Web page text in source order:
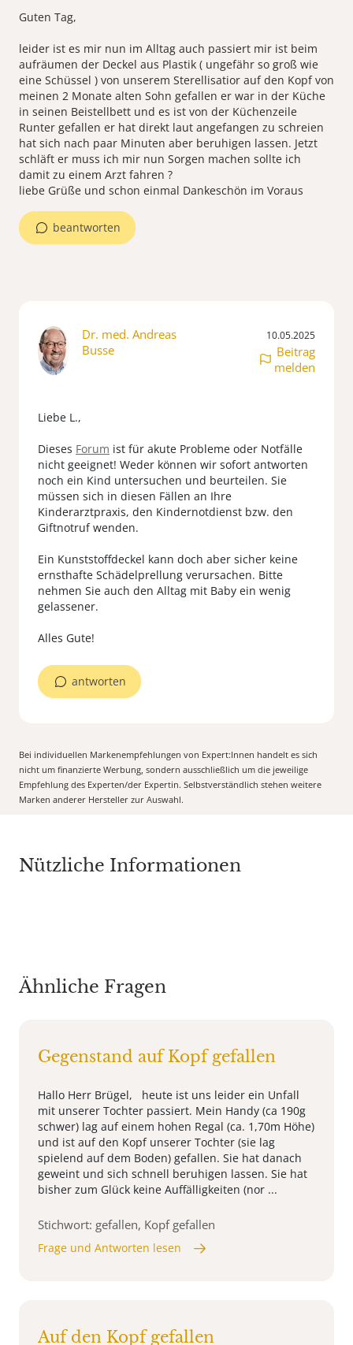
Guten Tag,
leider ist es mir nun im Alltag auch passiert mir ist beim
aufräumen der Deckel aus Plastik ( ungefähr so groß wie
eine Schüssel ) von unserem Sterellisatior auf den Kopf von
meinen 2 Monate alten Sohn gefallen er war in der Küche
in seinen Beistellbett und es ist von der Küchenzeile
Runter gefallen er hat direkt laut angefangen zu schreien
hat sich nach paar Minuten aber beruhigen lassen. Jetzt
schläft er muss ich mir nun Sorgen machen sollte ich
damit zu einem Arzt fahren ?
beantworten
Dr. med. Andreas
Busse
10.05.2025
Beitrag
melden
Liebe L.,
Dieses Forum ist für akute Probleme oder Notfälle
nicht geeignet! Weder können wir sofort antworten
noch ein Kind untersuchen und beurteilen. Sie
müssen sich in diesen Fällen an Ihre
Kinderarztpraxis, den Kindernotdienst bzw. den
Giftnotruf wenden.
Ein Kunststoffdeckel kann doch aber sicher keine
ernsthafte Schädelprellung verursachen. Bitte
nehmen Sie auch den Alltag mit Baby ein wenig
gelassener.
antworten
Bei individuellen Markenempfehlungen von Expert:Innen handelt es sich
nicht um finanzierte Werbung, sondern ausschließlich um die jeweilige
Empfehlung des Experten/der Expertin. Selbstverständlich stehen weitere
Marken anderer Hersteller zur Auswahl.
Nützliche Informationen
Ähnliche Fragen
Gegenstand auf Kopf gefallen
Hallo Herr Brügel, heute ist uns leider ein Unfall
mit unserer Tochter passiert. Mein Handy (ca 190g
schwer) lag auf einem hohen Regal (ca. 1,70m Höhe)
und ist auf den Kopf unserer Tochter (sie lag
spielend auf dem Boden) gefallen. Sie hat danach
geweint und sich schnell beruhigen lassen. Sie hat
bisher zum Glück keine Auffälligkeiten (nor ...
Stichwort: gefallen, Kopf gefallen
Frage und Antworten lesen
Auf den Kopf gefallen